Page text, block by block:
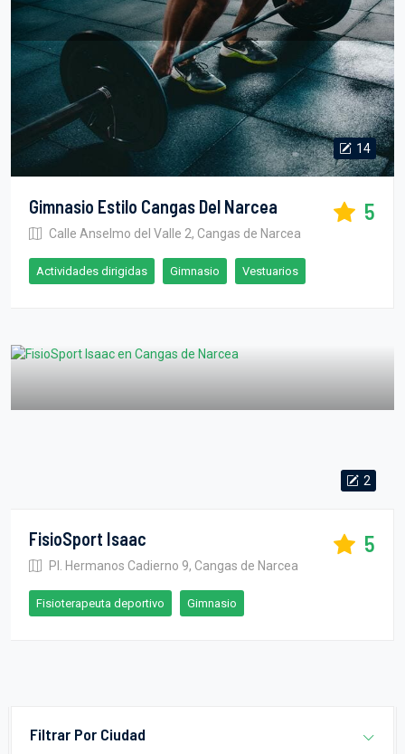
Filtrar Por Ciudad
14
Gimnasio Estilo Cangas Del Narcea
Calle Anselmo del Valle 2, Cangas de Narcea
5
Actividades dirigidas Gimnasio Vestuarios
2
FisioSport Isaac
Pl. Hermanos Cadierno 9, Cangas de Narcea
5
Fisioterapeuta deportivo Gimnasio